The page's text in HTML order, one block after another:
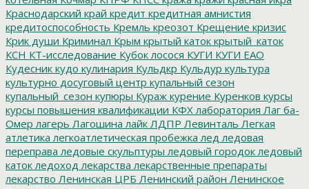
Краснодарский край кредит кредитная амнистия
кредитоспособность Кремль креозот Крещение кризис
Крик души Криминал Крым крытый каток крытый_каток
КСН КТ-исследование Кубок лосося КУГИ КУГИ ЕАО
Кудесник кудо кулинария Кульдкр Кульдур культура
культурно досуговый центр купальный сезон
купальный_сезон купюры Кураж курение Куренков курсы
курсы повышения квалификации КФХ лаборатория Лаг ба-
Омер лагерь Лагошина лайк ЛДПР Левинталь Легкая
атлетика легкоатлетическая пробежка лед ледовая
переправа ледовые скульптуры ледовый городок ледовый
каток ледоход лекарства лекарственные препараты
лекарство Ленинская ЦРБ Ленинский район Ленинское